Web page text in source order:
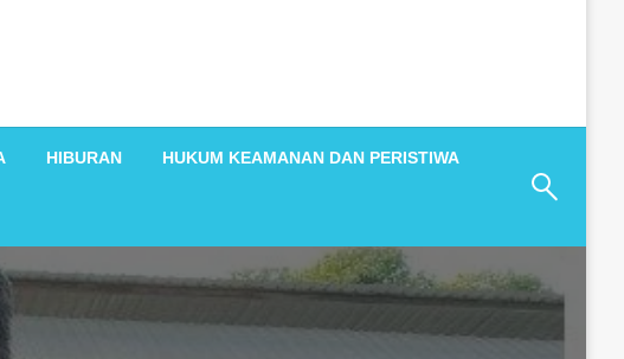
HIBURAN HUKUM KEAMANAN DAN PERISTIWA